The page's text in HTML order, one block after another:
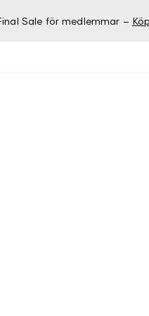
Sale för medlemmar –